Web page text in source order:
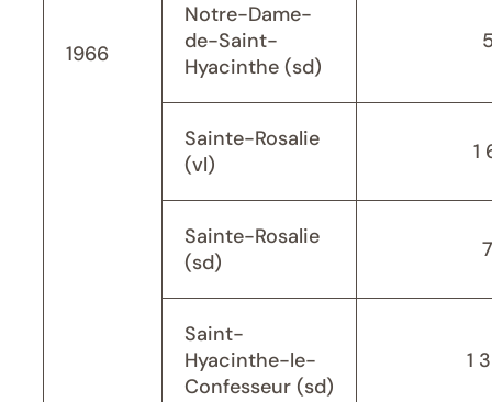
1966
Notre-Dame-
de-Saint-
Hyacinthe (sd)
Sainte-Rosalie
(vl)
1
Sainte-Rosalie
(sd)
Saint-
Hyacinthe-le-
Confesseur (sd)
1